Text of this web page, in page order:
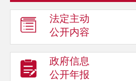
法定主动
公开内容
政府信息
公开年报